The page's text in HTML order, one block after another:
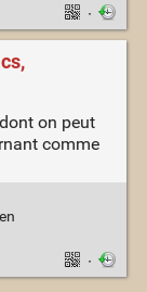
·
on peut
comme
·